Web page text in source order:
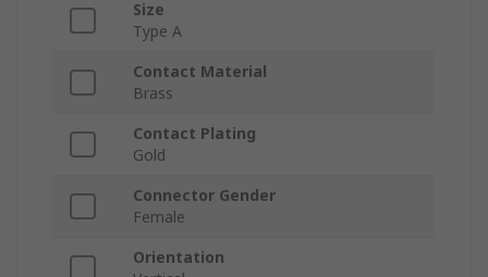
Size
Type A
Contact Material
Brass
Contact Plating
Gold
Connector Gender
Female
Orientation